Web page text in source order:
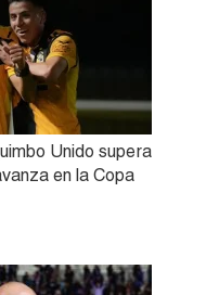
Unido supera
en la Copa